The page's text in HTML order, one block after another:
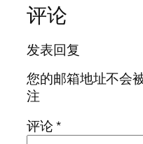
评论
发表回复
您的邮箱地址不会
注
评论*